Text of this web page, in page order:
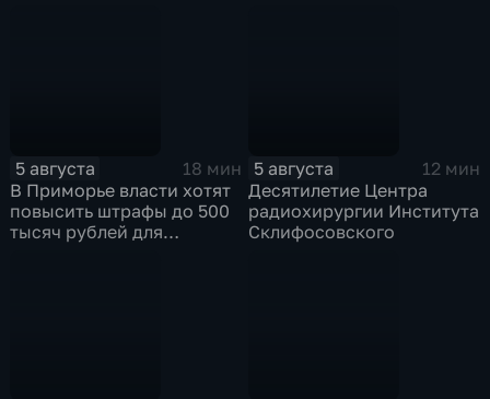
5 августа
18 мин
В Приморье власти хотят
повысить штрафы до 500
тысяч рублей для
5 августа
12 мин
Десятилетие Центра
радиохирургии Института
Склифосовского